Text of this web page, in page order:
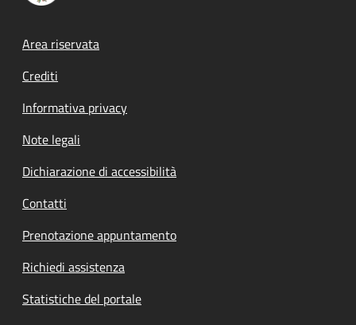
Footer menu
Area riservata
Crediti
Informativa privacy
Note legali
Dichiarazione di accessibilità
Contatti
Prenotazione appuntamento
Richiedi assistenza
Statistiche del portale